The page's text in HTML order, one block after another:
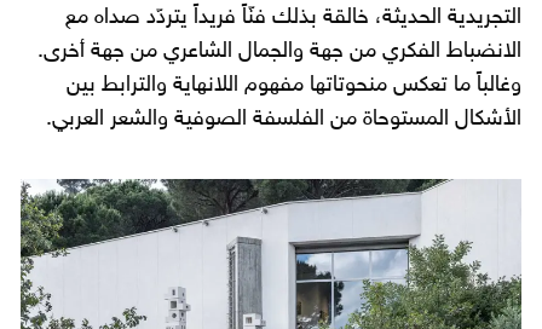
التجريدية الحديثة، خالقة بذلك فنّاً فريداً يتردّد صداه مع
الانضباط الفكري من جهة والجمال الشاعري من جهة أخرى.
وغالباً ما تعكس منحوتاتها مفهوم اللانهاية والترابط بين
الأشكال المستوحاة من الفلسفة الصوفية والشعر العربي.